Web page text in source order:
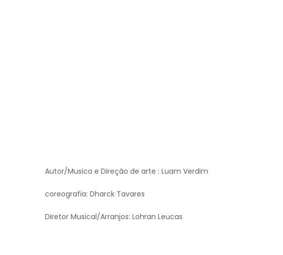
Autor/Musica e Direção de arte : Luam Verdim
coreografia: Dharck Tavares
Diretor Musical/Arranjos: Lohran Leucas